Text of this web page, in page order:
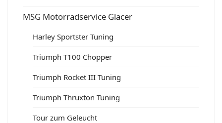
MSG Motorradservice Glacer
Harley Sportster Tuning
Triumph T100 Chopper
Triumph Rocket III Tuning
Triumph Thruxton Tuning
Tour zum Geleucht